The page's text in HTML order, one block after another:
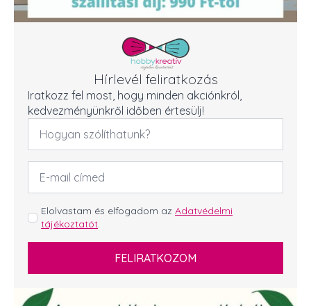
Hírlevél feliratkozás
Iratkozz fel most, hogy minden akciónkról,
kedvezményünkről időben értesülj!
Név
Email
cím
GDPR
*
Elolvastam és elfogadom az Adatvédelmi
tájékoztatót.
FELIRATKOZOM